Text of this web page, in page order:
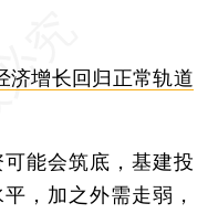
济增长回归正常轨道
能会筑底，基建投
，加之外需走弱，